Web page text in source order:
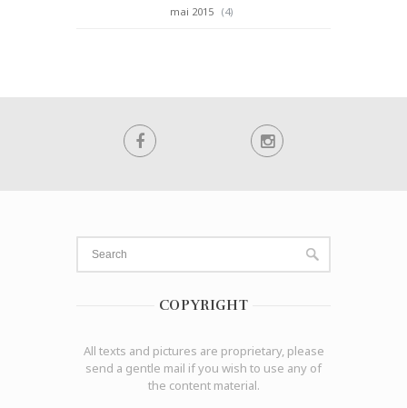
mai 2015 (4)
COPYRIGHT
All texts and pictures are proprietary, please
send a gentle mail if you wish to use any of
the content material.